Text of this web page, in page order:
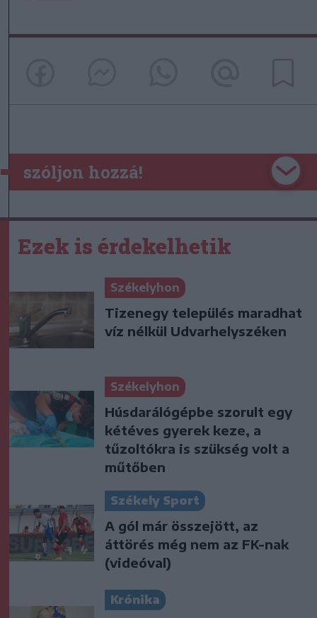
szóljon hozzá!
Ezek is érdekelhetik
Székelyhon
Tizenegy település maradhat
víz nélkül Udvarhelyszéken
Székelyhon
Húsdarálógépbe szorult egy
kétéves gyerek keze, a
tűzoltókra is szükség volt a
műtőben
Székely Sport
A gól már összejött, az
áttörés még nem az FK-nak
(videóval)
Krónika